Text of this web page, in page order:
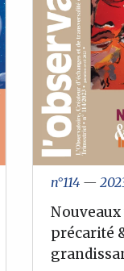
n°114 —
Nouveaux
précarité